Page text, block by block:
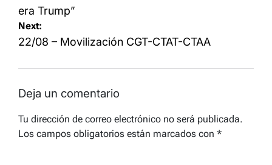
era Trump”
Next:
22/08 – Movilización CGT-CTAT-CTAA
Deja un comentario
Tu dirección de correo electrónico no será publicada.
Los campos obligatorios están marcados con *